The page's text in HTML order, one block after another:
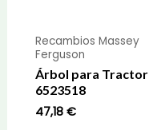
Recambios Massey
Ferguson
Árbol para Tractor
6523518
47,18 €